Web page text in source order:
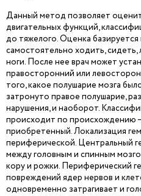
Данный метод позволяет
двигательных функций,
до тяжелого. Оценка
самостоятельно ходить, сидеть,
ноги. После нее врач может
правосторонний или
того, какое полушарие мозга
затронуто правое полушарие,
нарушения, и наоборот.
происходит по происхождению
приобретенный. Локализация
периферической. Центральный
между головным и спинным
кору и рожки. Периферический
повреждений ядер нервов и
одновременно затрагивает и